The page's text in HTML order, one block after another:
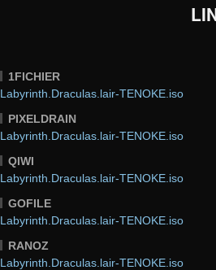
1FICHIER
Labyrinth.Draculas.lair-TENOKE.iso
PIXELDRAIN
Labyrinth.Draculas.lair-TENOKE.iso
QIWI
Labyrinth.Draculas.lair-TENOKE.iso
GOFILE
Labyrinth.Draculas.lair-TENOKE.iso
RANOZ
Labyrinth.Draculas.lair-TENOKE.iso